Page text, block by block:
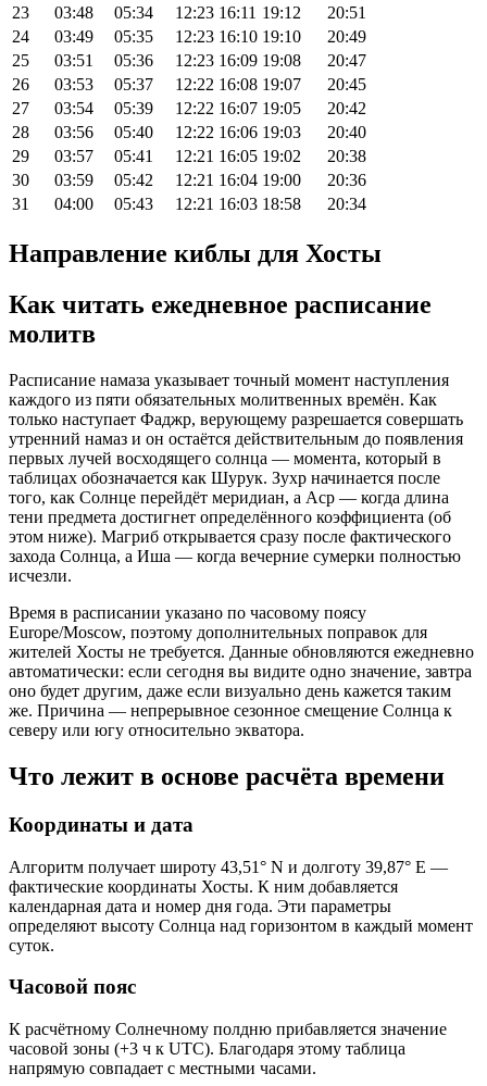
23
03:48 05:34 12:23 16:11 19:12
20:51
24
03:49 05:35 12:23 16:10 19:10
20:49
25
03:51 05:36 12:23 16:09 19:08
20:47
26
03:53 05:37 12:22 16:08 19:07
20:45
27
03:54 05:39 12:22 16:07 19:05
20:42
28
03:56 05:40 12:22 16:06 19:03
20:40
29
03:57 05:41 12:21 16:05 19:02
20:38
30
03:59 05:42 12:21 16:04 19:00
20:36
31
04:00 05:43 12:21 16:03 18:58 20:34
Направление киблы для Хосты
Как читать ежедневное расписание
молитв
Расписание намаза указывает точный момент наступления
каждого из пяти обязательных молитвенных времён. Как
только наступает Фаджр, верующему разрешается совершать
утренний намаз и он остаётся действительным до появления
первых лучей восходящего солнца — момента, который в
таблицах обозначается как Шурук. Зухр начинается после
того, как Солнце перейдёт меридиан, а Аср — когда длина
тени предмета достигнет определённого коэффициента (об
этом ниже). Магриб открывается сразу после фактического
захода Солнца, а Иша — когда вечерние сумерки полностью
исчезли.
Время в расписании указано по часовому поясу
Europe/Moscow, поэтому дополнительных поправок для
жителей Хосты не требуется. Данные обновляются ежедневно
автоматически: если сегодня вы видите одно значение, завтра
оно будет другим, даже если визуально день кажется таким
же. Причина — непрерывное сезонное смещение Солнца к
северу или югу относительно экватора.
Что лежит в основе расчёта времени
Координаты и дата
Алгоритм получает широту 43,51° N и долготу 39,87° E —
фактические координаты Хосты. К ним добавляется
календарная дата и номер дня года. Эти параметры
определяют высоту Солнца над горизонтом в каждый момент
суток.
Часовой пояс
К расчётному Солнечному полдню прибавляется значение
часовой зоны (+3 ч к UTC). Благодаря этому таблица
напрямую совпадает с местными часами.